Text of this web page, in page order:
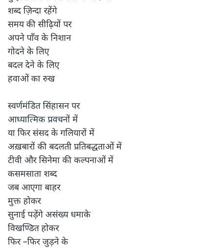
शब्द ज़िन्दा रहेंगे
समय की सीढ़ियों पर
अपने पाँव के निशान
गोदने के लिए
बदल देने के लिए
हवाओं का रुख
स्वर्णमंडित सिंहासन पर
आध्यात्मिक प्रवचनों में
या फिर संसद के गलियारों में
अख़बारों की बदलती प्रतिबद्धताओं में
टीवी और सिनेमा की कल्पनाओं में
कसमसाता शब्द
जब आएगा बाहर
मुक्त होकर
सुनाई पड़ेंगे असंख्य धमाके
विखण्डित होकर
फिर –फिर जुड़ने के